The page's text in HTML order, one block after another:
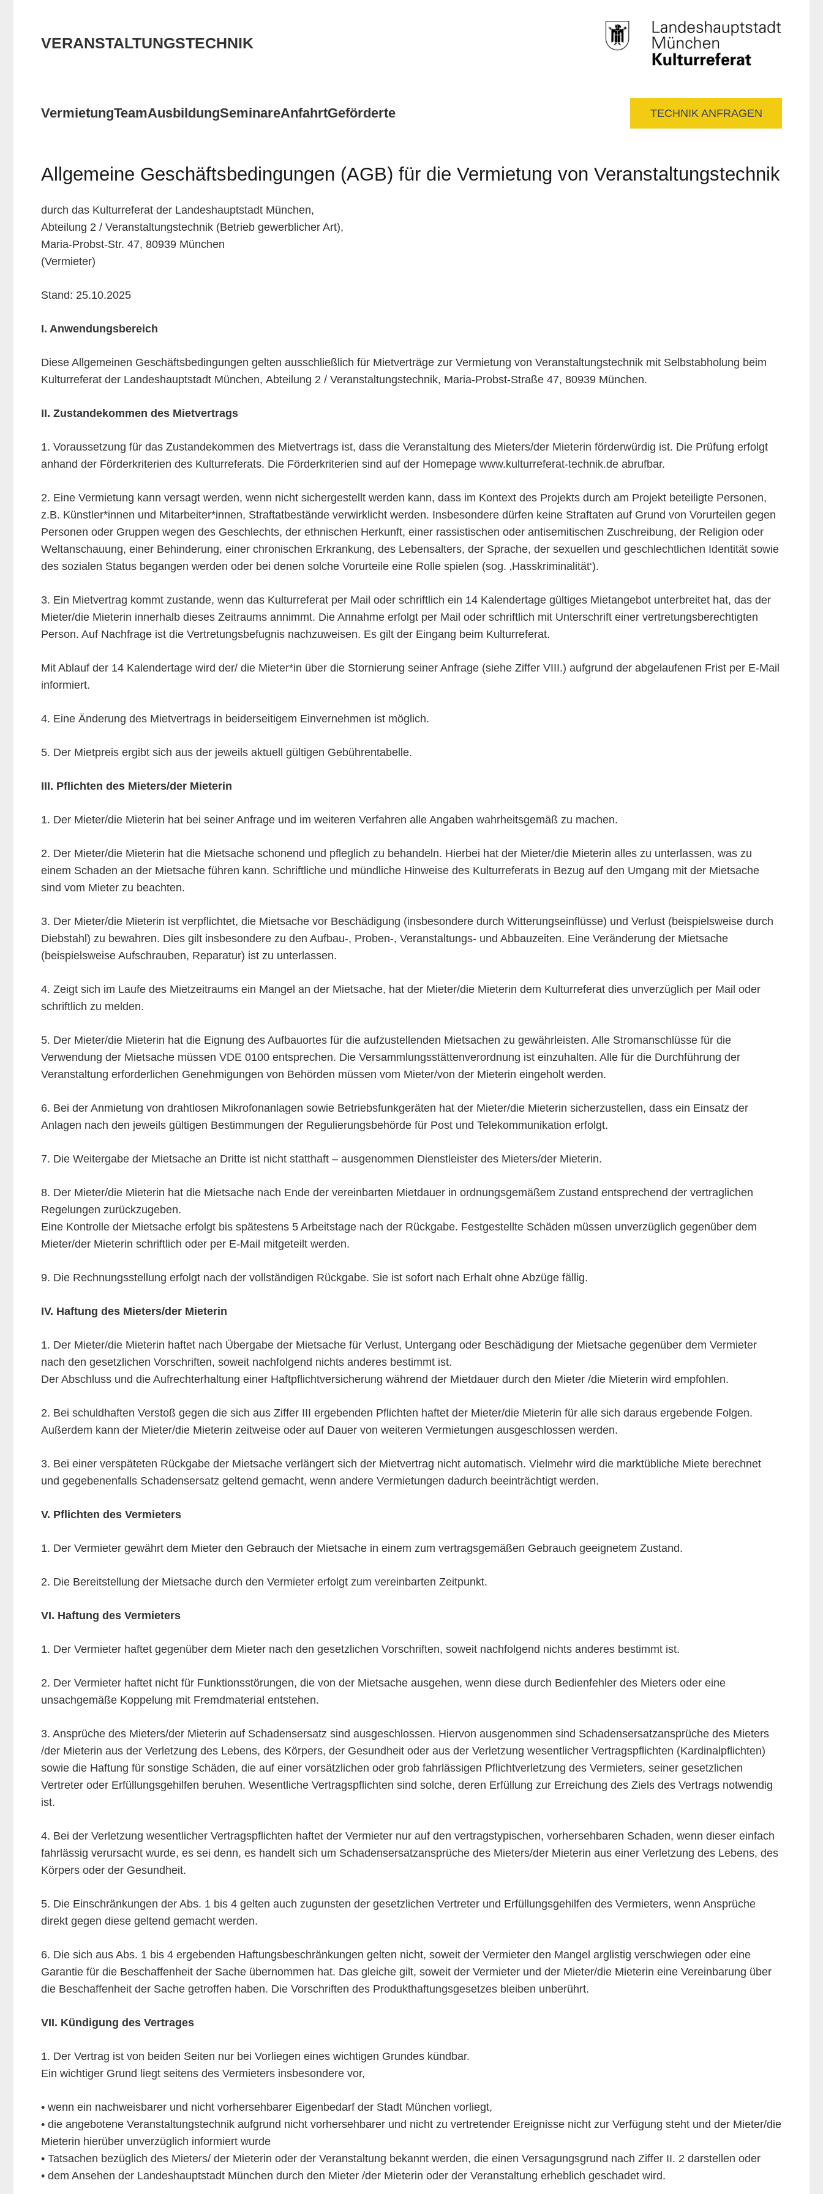
VERANSTALTUNGSTECHNIK
VermietungTeamAusbildungSeminareAnfahrtGeförderte TECHNIK ANFRAGEN
Allgemeine Geschäftsbedingungen (AGB) für die Vermietung von Veranstaltungstechnik
durch das Kulturreferat der Landeshauptstadt München,
Abteilung 2 / Veranstaltungstechnik (Betrieb gewerblicher Art),
Maria-Probst-Str. 47, 80939 München
(Vermieter)
Stand: 25.10.2025
I. Anwendungsbereich
Diese Allgemeinen Geschäftsbedingungen gelten ausschließlich für Mietverträge zur Vermietung von Veranstaltungstechnik mit Selbstabholung beim
Kulturreferat der Landeshauptstadt München, Abteilung 2 / Veranstaltungstechnik, Maria-Probst-Straße 47, 80939 München.
II. Zustandekommen des Mietvertrags
1. Voraussetzung für das Zustandekommen des Mietvertrags ist, dass die Veranstaltung des Mieters/der Mieterin förderwürdig ist. Die Prüfung erfolgt
anhand der Förderkriterien des Kulturreferats. Die Förderkriterien sind auf der Homepage www.kulturreferat-technik.de abrufbar.
2. Eine Vermietung kann versagt werden, wenn nicht sichergestellt werden kann, dass im Kontext des Projekts durch am Projekt beteiligte Personen,
z.B. Künstler*innen und Mitarbeiter*innen, Straftatbestände verwirklicht werden. Insbesondere dürfen keine Straftaten auf Grund von Vorurteilen gegen
Personen oder Gruppen wegen des Geschlechts, der ethnischen Herkunft, einer rassistischen oder antisemitischen Zuschreibung, der Religion oder
Weltanschauung, einer Behinderung, einer chronischen Erkrankung, des Lebensalters, der Sprache, der sexuellen und geschlechtlichen Identität sowie
des sozialen Status begangen werden oder bei denen solche Vorurteile eine Rolle spielen (sog. ‚Hasskriminalität‘).
3. Ein Mietvertrag kommt zustande, wenn das Kulturreferat per Mail oder schriftlich ein 14 Kalendertage gültiges Mietangebot unterbreitet hat, das der
Mieter/die Mieterin innerhalb dieses Zeitraums annimmt. Die Annahme erfolgt per Mail oder schriftlich mit Unterschrift einer vertretungsberechtigten
Person. Auf Nachfrage ist die Vertretungsbefugnis nachzuweisen. Es gilt der Eingang beim Kulturreferat.
Mit Ablauf der 14 Kalendertage wird der/ die Mieter*in über die Stornierung seiner Anfrage (siehe Ziffer VIII.) aufgrund der abgelaufenen Frist per E-Mail
informiert.
4. Eine Änderung des Mietvertrags in beiderseitigem Einvernehmen ist möglich.
5. Der Mietpreis ergibt sich aus der jeweils aktuell gültigen Gebührentabelle.
III. Pflichten des Mieters/der Mieterin
1. Der Mieter/die Mieterin hat bei seiner Anfrage und im weiteren Verfahren alle Angaben wahrheitsgemäß zu machen.
2. Der Mieter/die Mieterin hat die Mietsache schonend und pfleglich zu behandeln. Hierbei hat der Mieter/die Mieterin alles zu unterlassen, was zu
einem Schaden an der Mietsache führen kann. Schriftliche und mündliche Hinweise des Kulturreferats in Bezug auf den Umgang mit der Mietsache
sind vom Mieter zu beachten.
3. Der Mieter/die Mieterin ist verpflichtet, die Mietsache vor Beschädigung (insbesondere durch Witterungseinflüsse) und Verlust (beispielsweise durch
Diebstahl) zu bewahren. Dies gilt insbesondere zu den Aufbau-, Proben-, Veranstaltungs- und Abbauzeiten. Eine Veränderung der Mietsache
(beispielsweise Aufschrauben, Reparatur) ist zu unterlassen.
4. Zeigt sich im Laufe des Mietzeitraums ein Mangel an der Mietsache, hat der Mieter/die Mieterin dem Kulturreferat dies unverzüglich per Mail oder
schriftlich zu melden.
5. Der Mieter/die Mieterin hat die Eignung des Aufbauortes für die aufzustellenden Mietsachen zu gewährleisten. Alle Stromanschlüsse für die
Verwendung der Mietsache müssen VDE 0100 entsprechen. Die Versammlungsstättenverordnung ist einzuhalten. Alle für die Durchführung der
Veranstaltung erforderlichen Genehmigungen von Behörden müssen vom Mieter/von der Mieterin eingeholt werden.
6. Bei der Anmietung von drahtlosen Mikrofonanlagen sowie Betriebsfunkgeräten hat der Mieter/die Mieterin sicherzustellen, dass ein Einsatz der
Anlagen nach den jeweils gültigen Bestimmungen der Regulierungsbehörde für Post und Telekommunikation erfolgt.
7. Die Weitergabe der Mietsache an Dritte ist nicht statthaft – ausgenommen Dienstleister des Mieters/der Mieterin.
8. Der Mieter/die Mieterin hat die Mietsache nach Ende der vereinbarten Mietdauer in ordnungsgemäßem Zustand entsprechend der vertraglichen
Regelungen zurückzugeben.
Eine Kontrolle der Mietsache erfolgt bis spätestens 5 Arbeitstage nach der Rückgabe. Festgestellte Schäden müssen unverzüglich gegenüber dem
Mieter/der Mieterin schriftlich oder per E-Mail mitgeteilt werden.
9. Die Rechnungsstellung erfolgt nach der vollständigen Rückgabe. Sie ist sofort nach Erhalt ohne Abzüge fällig.
IV. Haftung des Mieters/der Mieterin
1. Der Mieter/die Mieterin haftet nach Übergabe der Mietsache für Verlust, Untergang oder Beschädigung der Mietsache gegenüber dem Vermieter
nach den gesetzlichen Vorschriften, soweit nachfolgend nichts anderes bestimmt ist.
Der Abschluss und die Aufrechterhaltung einer Haftpflichtversicherung während der Mietdauer durch den Mieter /die Mieterin wird empfohlen.
2. Bei schuldhaften Verstoß gegen die sich aus Ziffer III ergebenden Pflichten haftet der Mieter/die Mieterin für alle sich daraus ergebende Folgen.
Außerdem kann der Mieter/die Mieterin zeitweise oder auf Dauer von weiteren Vermietungen ausgeschlossen werden.
3. Bei einer verspäteten Rückgabe der Mietsache verlängert sich der Mietvertrag nicht automatisch. Vielmehr wird die marktübliche Miete berechnet
und gegebenenfalls Schadensersatz geltend gemacht, wenn andere Vermietungen dadurch beeinträchtigt werden.
V. Pflichten des Vermieters
1. Der Vermieter gewährt dem Mieter den Gebrauch der Mietsache in einem zum vertragsgemäßen Gebrauch geeignetem Zustand.
2. Die Bereitstellung der Mietsache durch den Vermieter erfolgt zum vereinbarten Zeitpunkt.
VI. Haftung des Vermieters
1. Der Vermieter haftet gegenüber dem Mieter nach den gesetzlichen Vorschriften, soweit nachfolgend nichts anderes bestimmt ist.
2. Der Vermieter haftet nicht für Funktionsstörungen, die von der Mietsache ausgehen, wenn diese durch Bedienfehler des Mieters oder eine
unsachgemäße Koppelung mit Fremdmaterial entstehen.
3. Ansprüche des Mieters/der Mieterin auf Schadensersatz sind ausgeschlossen. Hiervon ausgenommen sind Schadensersatzansprüche des Mieters
/der Mieterin aus der Verletzung des Lebens, des Körpers, der Gesundheit oder aus der Verletzung wesentlicher Vertragspflichten (Kardinalpflichten)
sowie die Haftung für sonstige Schäden, die auf einer vorsätzlichen oder grob fahrlässigen Pflichtverletzung des Vermieters, seiner gesetzlichen
Vertreter oder Erfüllungsgehilfen beruhen. Wesentliche Vertragspflichten sind solche, deren Erfüllung zur Erreichung des Ziels des Vertrags notwendig
ist.
4. Bei der Verletzung wesentlicher Vertragspflichten haftet der Vermieter nur auf den vertragstypischen, vorhersehbaren Schaden, wenn dieser einfach
fahrlässig verursacht wurde, es sei denn, es handelt sich um Schadensersatzansprüche des Mieters/der Mieterin aus einer Verletzung des Lebens, des
Körpers oder der Gesundheit.
5. Die Einschränkungen der Abs. 1 bis 4 gelten auch zugunsten der gesetzlichen Vertreter und Erfüllungsgehilfen des Vermieters, wenn Ansprüche
direkt gegen diese geltend gemacht werden.
6. Die sich aus Abs. 1 bis 4 ergebenden Haftungsbeschränkungen gelten nicht, soweit der Vermieter den Mangel arglistig verschwiegen oder eine
Garantie für die Beschaffenheit der Sache übernommen hat. Das gleiche gilt, soweit der Vermieter und der Mieter/die Mieterin eine Vereinbarung über
die Beschaffenheit der Sache getroffen haben. Die Vorschriften des Produkthaftungsgesetzes bleiben unberührt.
VII. Kündigung des Vertrages
1. Der Vertrag ist von beiden Seiten nur bei Vorliegen eines wichtigen Grundes kündbar.
Ein wichtiger Grund liegt seitens des Vermieters insbesondere vor,
• wenn ein nachweisbarer und nicht vorhersehbarer Eigenbedarf der Stadt München vorliegt,
• die angebotene Veranstaltungstechnik aufgrund nicht vorhersehbarer und nicht zu vertretender Ereignisse nicht zur Verfügung steht und der Mieter/die
Mieterin hierüber unverzüglich informiert wurde
• Tatsachen bezüglich des Mieters/ der Mieterin oder der Veranstaltung bekannt werden, die einen Versagungsgrund nach Ziffer II. 2 darstellen oder
• dem Ansehen der Landeshauptstadt München durch den Mieter /der Mieterin oder der Veranstaltung erheblich geschadet wird.